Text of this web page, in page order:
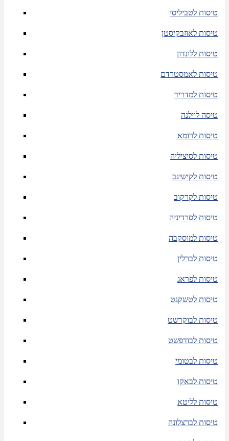
טיסות לטביליסי
טיסות לאוזבקיסטן
טיסות ללונדון
טיסות לאמסטרדם
טיסות למדריד
טיסה לוילנה
טיסות לרומא
טיסות לסיציליה
טיסות לקישינב
טיסות לקרקוב
טיסות לסרדיניה
טיסות למוסקבה
טיסות לברלין
טיסות לפראג
טיסות לטשקנט
טיסות לבוקרשט
טיסות לבודפשט
טיסות לבטומי
טיסות לבאקו
טיסות לליטא
טיסות לברצלונה